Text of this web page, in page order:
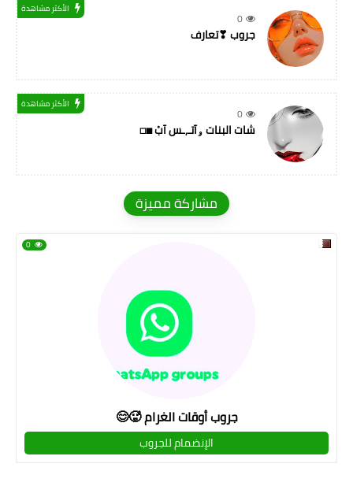
0
الأكثر مشاهدة
جروب ❣تعارف
0
الأكثر مشاهدة
شات البنات ۅآتـ,ـس آبْ ◼◻
مشاركة مميزة
جروب أوقات الغرام 🥵😊
0
الإنضمام للجروب